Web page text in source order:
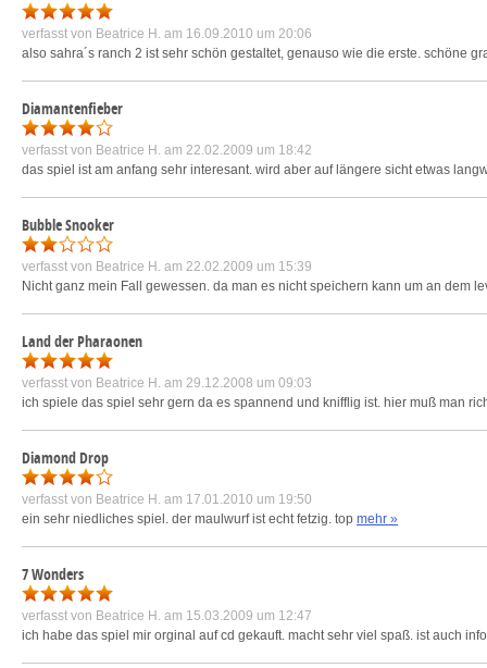
verfasst von Beatrice H. am 16.09.2010 um 20:06
also sahra´s ranch 2 ist sehr schön gestaltet, genauso wie die erste. schöne
Diamantenfieber
verfasst von Beatrice H. am 22.02.2009 um 18:42
das spiel ist am anfang sehr interesant. wird aber auf längere sicht etwas
Bubble Snooker
verfasst von Beatrice H. am 22.02.2009 um 15:39
Nicht ganz mein Fall gewessen. da man es nicht speichern kann um an dem
Land der Pharaonen
verfasst von Beatrice H. am 29.12.2008 um 09:03
ich spiele das spiel sehr gern da es spannend und knifflig ist. hier muß man
Diamond Drop
verfasst von Beatrice H. am 17.01.2010 um 19:50
ein sehr niedliches spiel. der maulwurf ist echt fetzig. top mehr »
7 Wonders
verfasst von Beatrice H. am 15.03.2009 um 12:47
ich habe das spiel mir orginal auf cd gekauft. macht sehr viel spaß. ist auch